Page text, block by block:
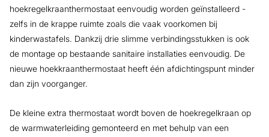
hoekregelkraanthermostaat eenvoudig worden geïnstalleerd -
zelfs in de krappe ruimte zoals die vaak voorkomen bij
kinderwastafels. Dankzij drie slimme verbindingsstukken is ook
de montage op bestaande sanitaire installaties eenvoudig. De
nieuwe hoekkraanthermostaat heeft één afdichtingspunt minder
dan zijn voorganger.
De kleine extra thermostaat wordt boven de hoekregelkraan op
de warmwaterleiding gemonteerd en met behulp van een